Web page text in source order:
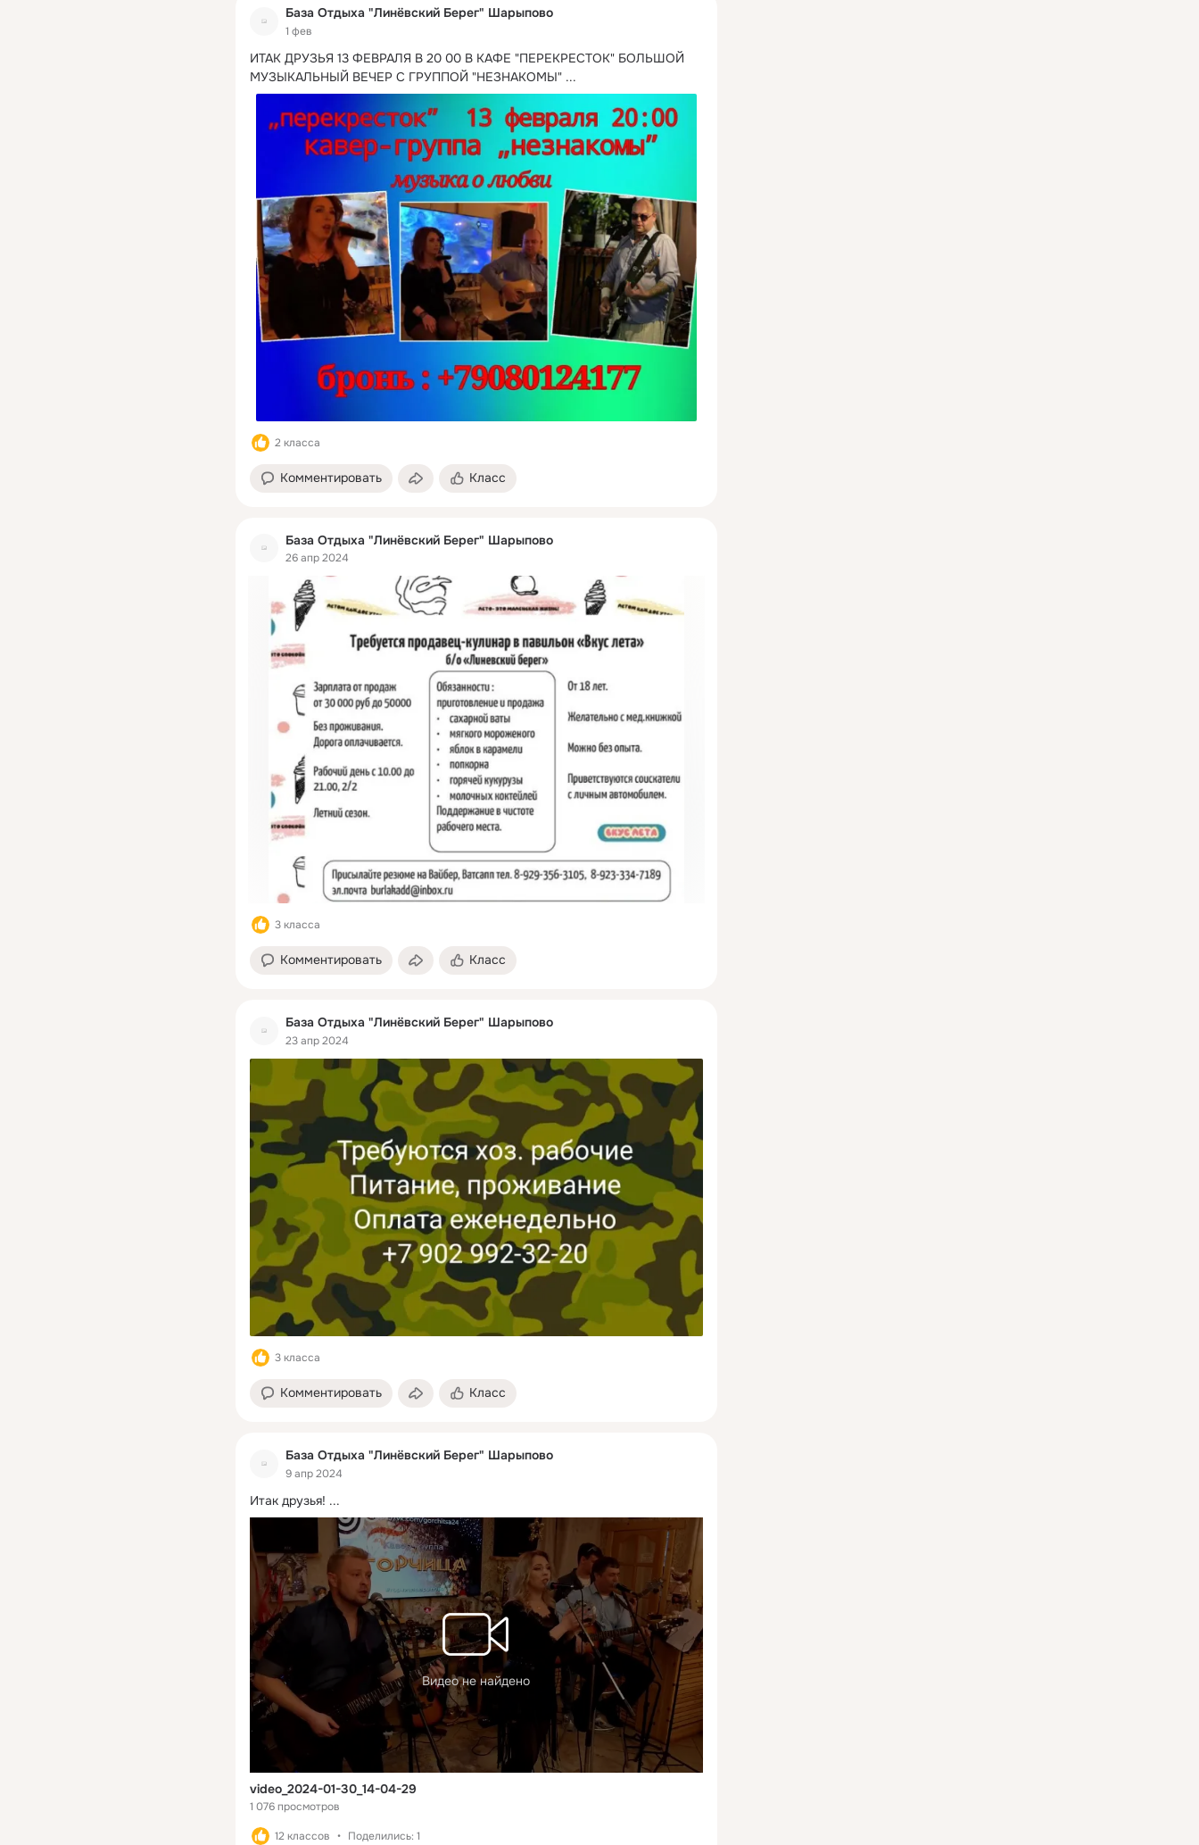
База Отдыха "Линёвский Берег" Шарыпово
1 фев
ИТАК ДРУЗЬЯ 13 ФЕВРАЛЯ В 20 00 В КАФЕ "ПЕРЕКРЕСТОК" БОЛЬШОЙ
МУЗЫКАЛЬНЫЙ ВЕЧЕР С ГРУППОЙ "НЕЗНАКОМЫ" ...
2 класса
Комментировать Класс
База Отдыха "Линёвский Берег" Шарыпово
26 апр 2024
3 класса
Комментировать Класс
База Отдыха "Линёвский Берег" Шарыпово
23 апр 2024
3 класса
Комментировать Класс
База Отдыха "Линёвский Берег" Шарыпово
9 апр 2024
Итак друзья! ...
Видео не найдено
video_2024-01-30_14-04-29
1 076 просмотров
12 классов Поделились: 1